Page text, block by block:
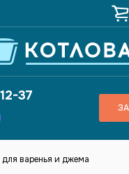
37
для варенья и джема